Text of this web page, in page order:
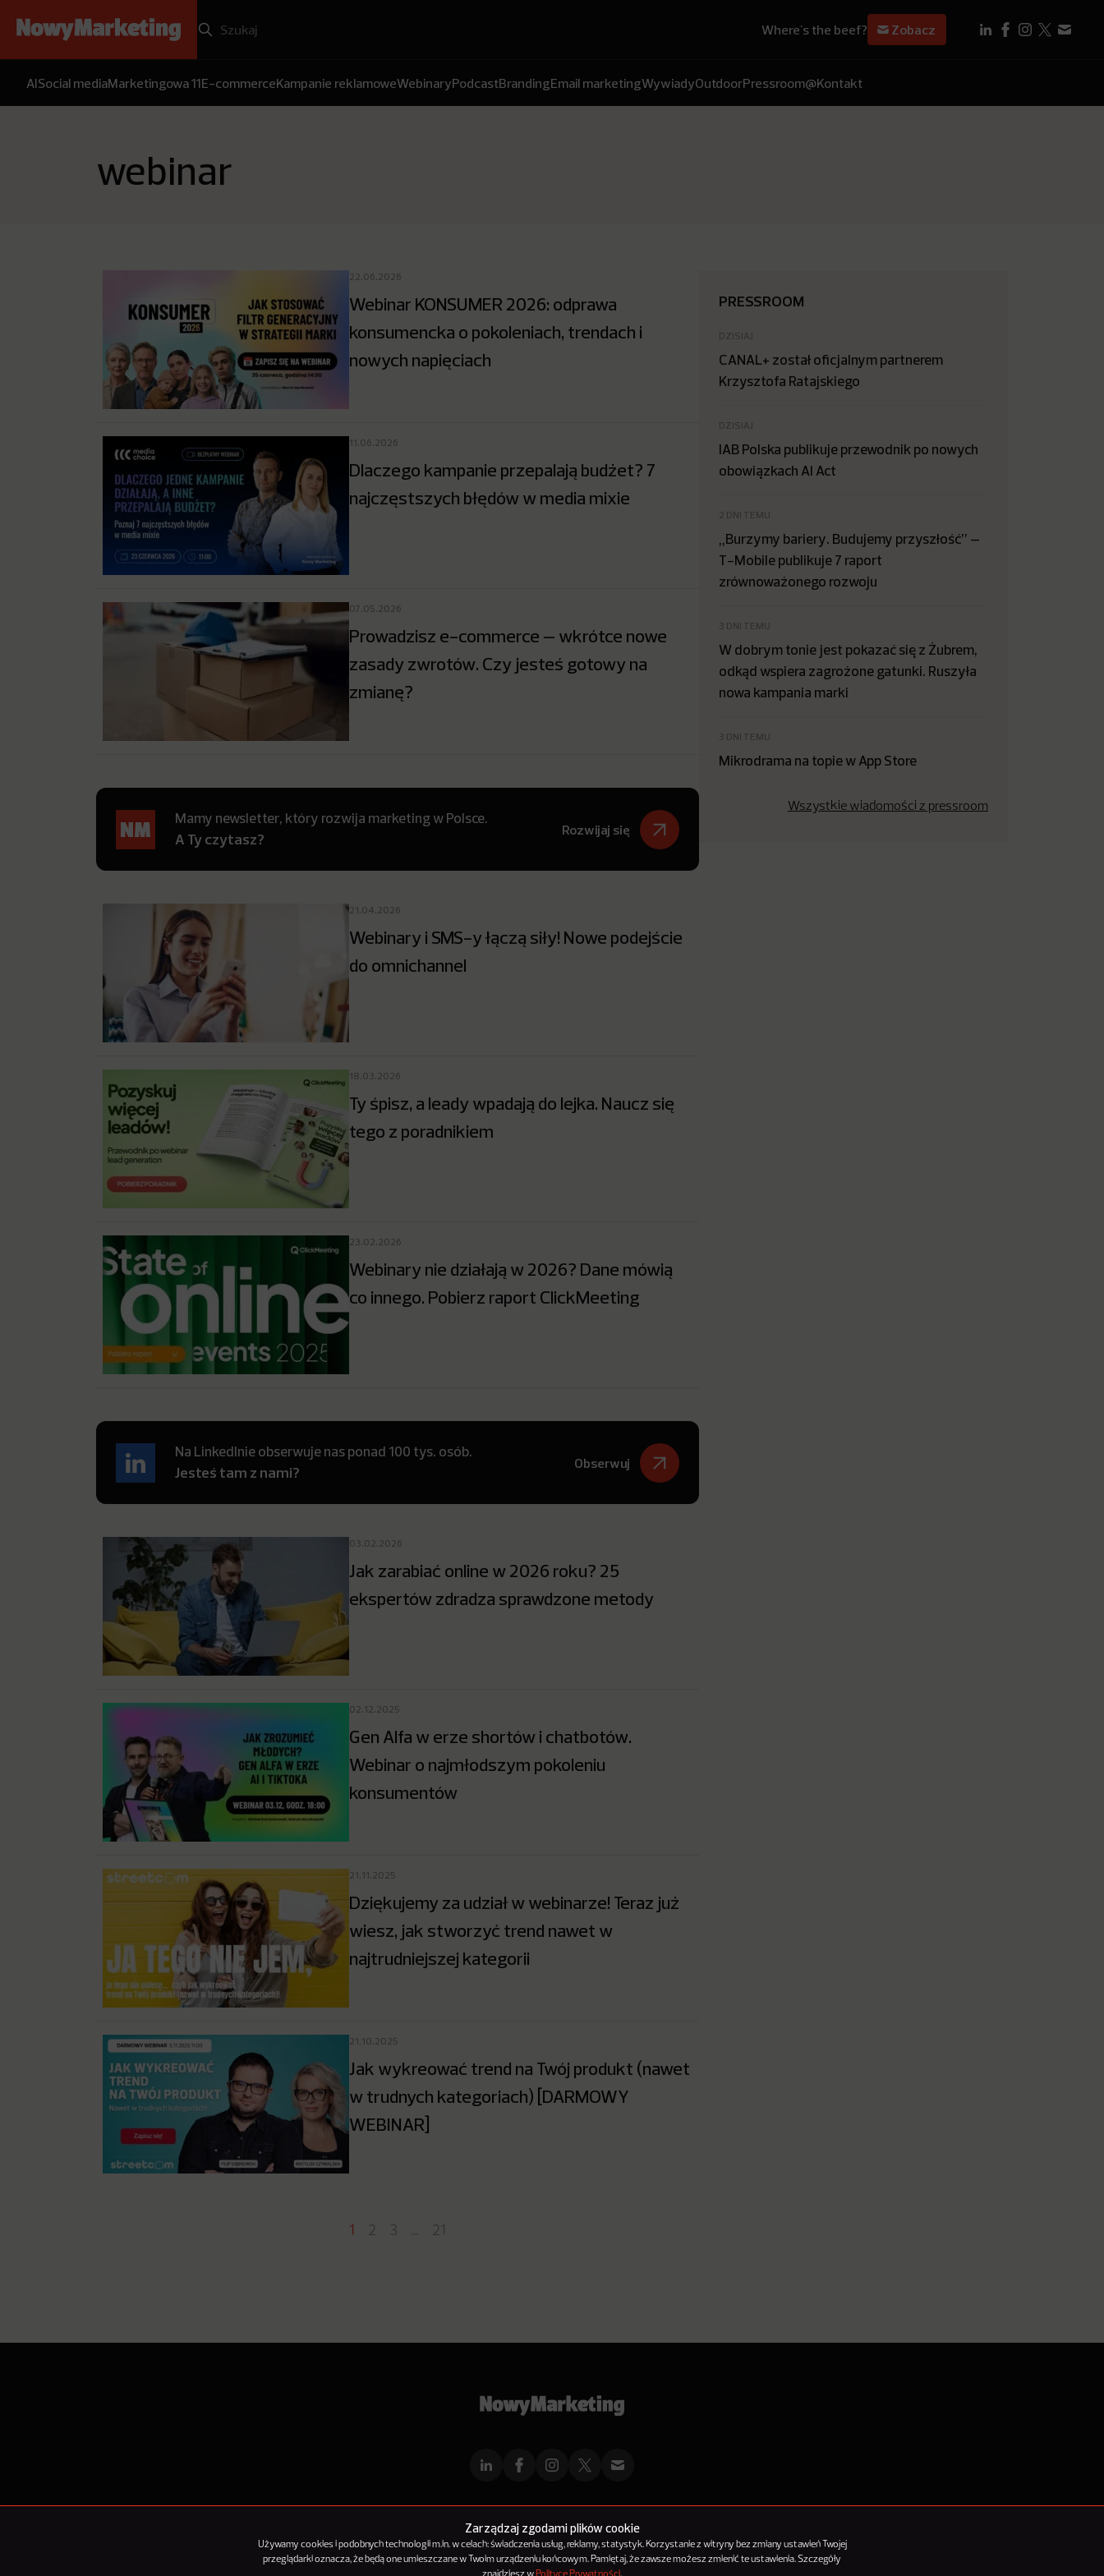
Zarządzaj zgodami plików cookie
Używamy cookies i podobnych technologii m.in. w celach: świadczenia usług, reklamy, statystyk. Korzystanie z witryny bez zmiany ustawień Twojej
przeglądarki oznacza, że będą one umieszczane w Twoim urządzeniu końcowym. Pamiętaj, że zawsze możesz zmienić te ustawienia. Szczegóły
znajdziesz w Polityce Prywatności .
Where's the beef? Zobacz
AISocial mediaMarketingowa 11E-commerceKampanie reklamoweWebinaryPodcastBrandingEmail marketingWywiadyOutdoorPressroom@Kontakt
webinar
22.06.2026
Webinar KONSUMER 2026: odprawa
konsumencka o pokoleniach, trendach i
nowych napięciach
11.06.2026
Dlaczego kampanie przepalają budżet? 7
najczęstszych błędów w media mixie
07.05.2026
Prowadzisz e-commerce – wkrótce nowe
zasady zwrotów. Czy jesteś gotowy na
zmianę?
Mamy newsletter, który rozwija marketing w Polsce.
A Ty czytasz?
Rozwijaj się
21.04.2026
Webinary i SMS-y łączą siły! Nowe podejście
do omnichannel
18.03.2026
Ty śpisz, a leady wpadają do lejka. Naucz się
tego z poradnikiem
23.02.2026
Webinary nie działają w 2026? Dane mówią
co innego. Pobierz raport ClickMeeting
Na LinkedInie obserwuje nas ponad 100 tys. osób.
Jesteś tam z nami?
Obserwuj
03.02.2026
Jak zarabiać online w 2026 roku? 25
ekspertów zdradza sprawdzone metody
02.12.2025
Gen Alfa w erze shortów i chatbotów.
Webinar o najmłodszym pokoleniu
konsumentów
21.11.2025
Dziękujemy za udział w webinarze! Teraz już
wiesz, jak stworzyć trend nawet w
najtrudniejszej kategorii
21.10.2025
Jak wykreować trend na Twój produkt (nawet
w trudnych kategoriach) [DARMOWY
WEBINAR]
1 2 3 … 21
PRESSROOM
DZISIAJ
CANAL+ został oficjalnym partnerem
Krzysztofa Ratajskiego
DZISIAJ
IAB Polska publikuje przewodnik po nowych
obowiązkach AI Act
2 DNI TEMU
„Burzymy bariery. Budujemy przyszłość” –
T-Mobile publikuje 7 raport
zrównoważonego rozwoju
3 DNI TEMU
W dobrym tonie jest pokazać się z Żubrem,
odkąd wspiera zagrożone gatunki. Ruszyła
nowa kampania marki
3 DNI TEMU
Mikrodrama na topie w App Store
Wszystkie wiadomości z pressroom
ReklamaKontaktPolityka PrywatnościKanał RSS